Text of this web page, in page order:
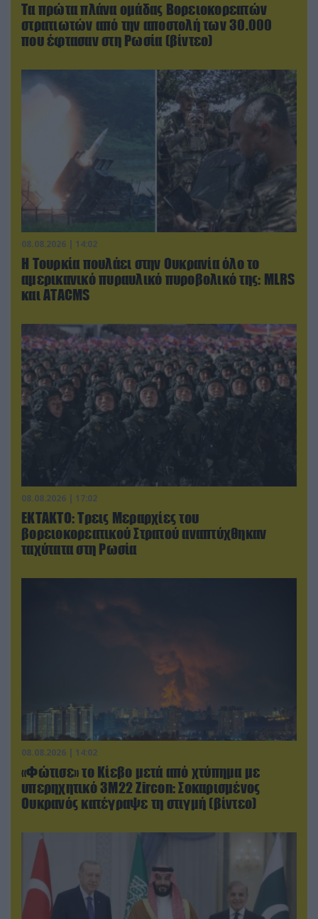
Τα πρώτα πλάνα ομάδας Βορειοκορεατών
στρατιωτών από την αποστολή των 30.000
που έφτασαν στη Ρωσία (βίντεο)
08.08.2026 | 14:02
Η Τουρκία πουλάει στην Ουκρανία όλο το
αμερικανικό πυραυλικό πυροβολικό της: MLRS
και ΑΤΑCMS
08.08.2026 | 17:02
ΕΚΤΑΚΤΟ: Τρεις Μεραρχίες του
βορειοκορεατικού Στρατού αναπτύχθηκαν
ταχύτατα στη Ρωσία
08.08.2026 | 14:02
«Φώτισε» το Κίεβο μετά από χτύπημα με
υπερηχητικό 3M22 Zircon: Σοκαρισμένος
Ουκρανός κατέγραψε τη στιγμή (βίντεο)